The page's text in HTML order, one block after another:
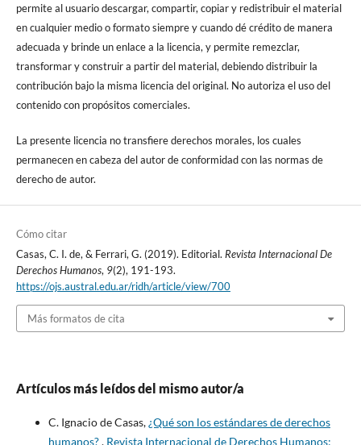
permite al usuario descargar, compartir, copiar y redistribuir el material
en cualquier medio o formato siempre y cuando dé crédito de manera
adecuada y brinde un enlace a la licencia, y permite remezclar,
transformar y construir a partir del material, debiendo distribuir la
contribución bajo la misma licencia del original. No autoriza el uso del
contenido con propósitos comerciales.
La presente licencia no transfiere derechos morales, los cuales
permanecen en cabeza del autor de conformidad con las normas de
derecho de autor.
Cómo citar
Casas, C. I. de, & Ferrari, G. (2019). Editorial. Revista Internacional De
Derechos Humanos, 9(2), 191-193.
https://ojs.austral.edu.ar/ridh/article/view/700
Más formatos de cita
Artículos más leídos del mismo autor/a
C. Ignacio de Casas,¿Qué son los estándares de derechos
humanos?, Revista Internacional de Derechos Humanos: